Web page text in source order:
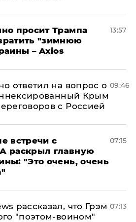
просит Трампа
"зимнюю
– Axios
13:57
ответил на вопрос о
Крым
с Россией
09:46
встречи с
раскрыл главную
"Это очень, очень
07:15
рассказал, что Грэм
"поэтом-воином"
07:13